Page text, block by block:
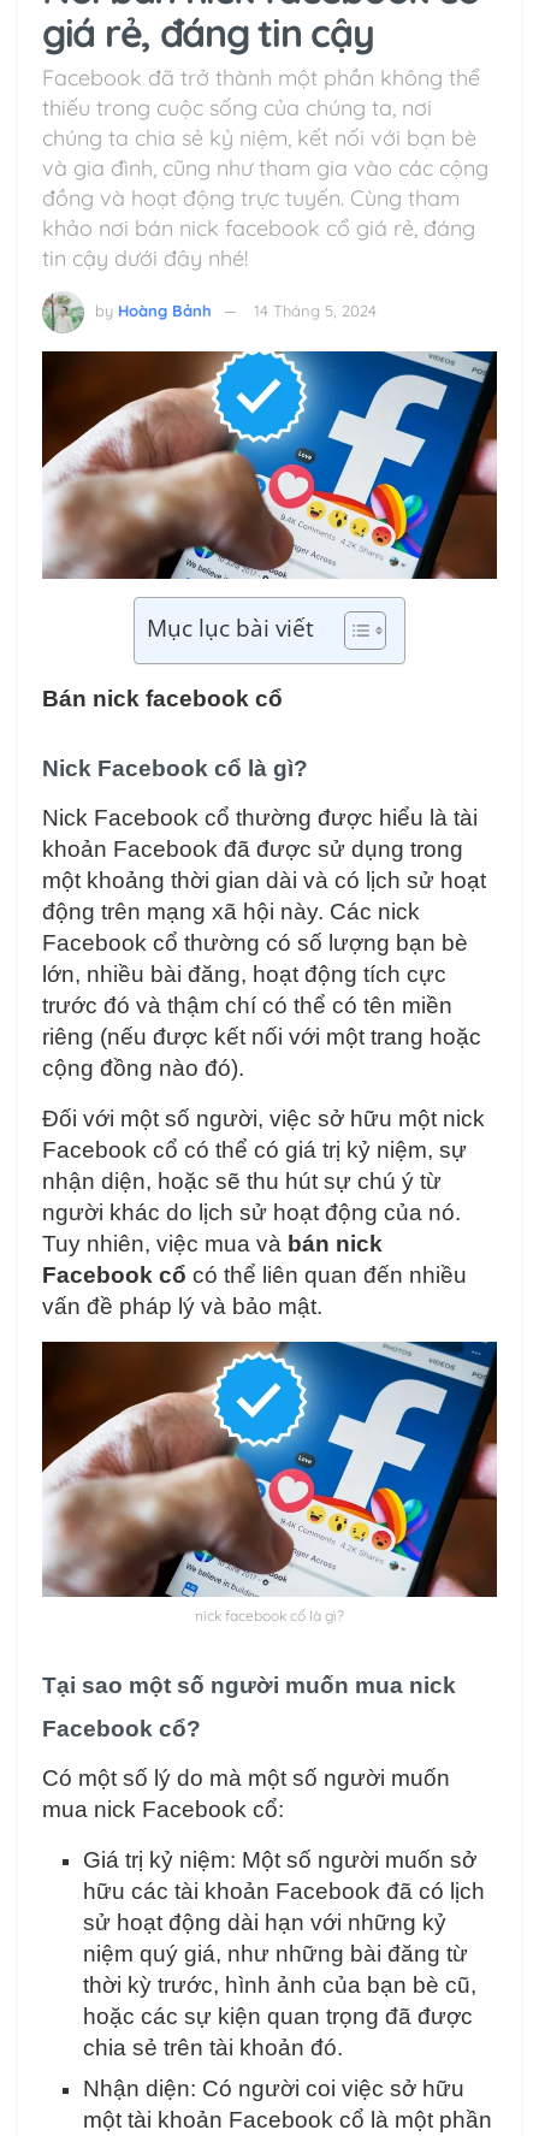
giá rẻ, đáng tin cậy
Facebook đã trở thành một phần không thể
thiếu trong cuộc sống của chúng ta, nơi
chúng ta chia sẻ kỷ niệm, kết nối với bạn bè
và gia đình, cũng như tham gia vào các cộng
đồng và hoạt động trực tuyến. Cùng tham
khảo nơi bán nick facebook cổ giá rẻ, đáng
tin cậy dưới đây nhé!
by Hoàng Bảnh 14 Tháng 5, 2024
Mục lục bài viết
Bán nick facebook cổ
Nick Facebook cổ là gì?
Nick Facebook cổ thường được hiểu là tài
khoản Facebook đã được sử dụng trong
một khoảng thời gian dài và có lịch sử hoạt
động trên mạng xã hội này. Các nick
Facebook cổ thường có số lượng bạn bè
lớn, nhiều bài đăng, hoạt động tích cực
trước đó và thậm chí có thể có tên miền
riêng (nếu được kết nối với một trang hoặc
cộng đồng nào đó).
Đối với một số người, việc sở hữu một nick
Facebook cổ có thể có giá trị kỷ niệm, sự
nhận diện, hoặc sẽ thu hút sự chú ý từ
người khác do lịch sử hoạt động của nó.
Tuy nhiên, việc mua và bán nick
Facebook cổ có thể liên quan đến nhiều
vấn đề pháp lý và bảo mật.
nick facebook cổ là gì?
Tại sao một số người muốn mua nick
Facebook cổ?
Có một số lý do mà một số người muốn
mua nick Facebook cổ:
Giá trị kỷ niệm: Một số người muốn sở
hữu các tài khoản Facebook đã có lịch
sử hoạt động dài hạn với những kỷ
niệm quý giá, như những bài đăng từ
thời kỳ trước, hình ảnh của bạn bè cũ,
hoặc các sự kiện quan trọng đã được
chia sẻ trên tài khoản đó.
Nhận diện: Có người coi việc sở hữu
một tài khoản Facebook cổ là một phần